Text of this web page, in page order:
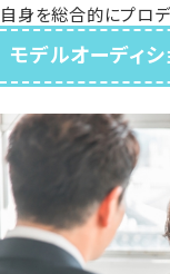
自身を総合的にプロデ
モデルオーディ